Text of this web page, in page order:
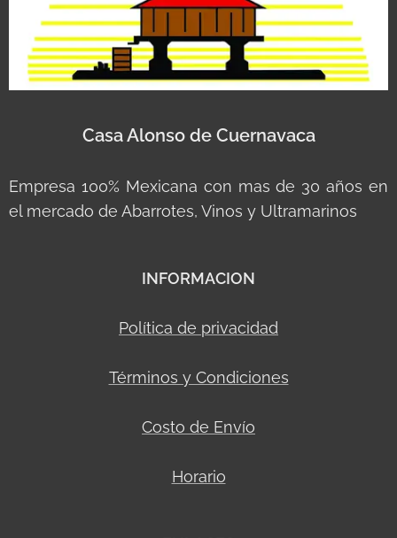
Casa Alonso de Cuernavaca
Empresa 100% Mexicana con mas de 30 años en
el mercado de Abarrotes, Vinos y Ultramarinos
INFORMACION
Política de privacidad
Términos y Condiciones
Costo de Envío
Horario